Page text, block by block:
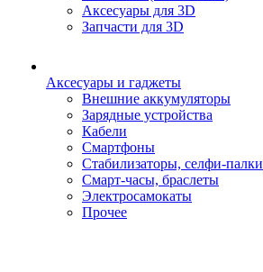
Аксесуары для 3D
Запчасти для 3D
Аксесуары и гаджеты
Внешние аккумуляторы
Зарядные устройства
Кабели
Смартфоны
Стабилизаторы, селфи-палки
Смарт-часы, браслеты
Электросамокаты
Прочее